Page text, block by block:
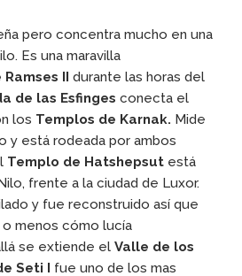
pero concentra mucho en una
Es una maravilla
Ramses IIdurante las horas del
de las Esfinges conecta el
los Templos de Karnak. Mide
y está rodeada por ambos
Templo de Hatshepsut está
frente a la ciudad de Luxor.
y fue reconstruido así que
menos cómo lucía
se extiende elValle de los
Seti I fue uno de los mas